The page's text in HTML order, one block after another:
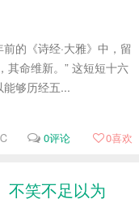
的《诗经·大雅》中，留
其命维新。” 这短短十六
够历经五...
0评论 0喜欢
不笑不足以为